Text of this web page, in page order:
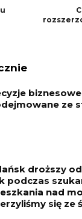
biznesowe
ze
droższy
podczas
nad
się ze